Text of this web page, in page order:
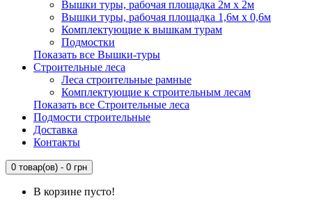
Вышки туры, рабочая площадка 2м х 2м
Вышки туры, рабочая площадка 1,6м х 0,6м
Комплектующие к вышкам турам
Подмостки
Показать все Вышки-туры
Строительные леса
Леса строительные рамные
Комплектующие к строительным лесам
Показать все Строительные леса
Подмости строительные
Доставка
Контакты
0 товар(ов) - 0 грн
В корзине пусто!